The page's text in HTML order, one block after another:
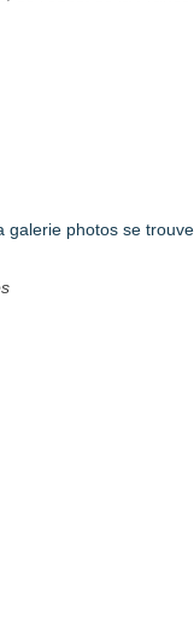
galerie photos se